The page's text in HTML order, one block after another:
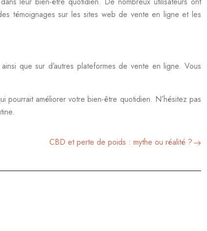
témoignages sur les sites web de vente en ligne et les
que sur d’autres plateformes de vente en ligne. Vous
améliorer votre bien-être quotidien. N’hésitez pas
CBD et perte de poids : mythe ou réalité ?